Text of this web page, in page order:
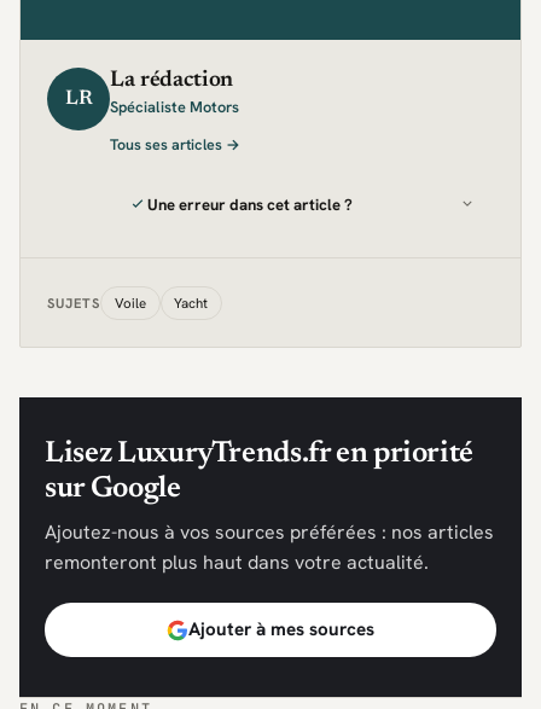
LR
La rédaction
Spécialiste Motors
Tous ses articles →
Une erreur dans cet article ?
SUJETS Voile Yacht
Lisez LuxuryTrends.fr en priorité
sur Google
Ajoutez-nous à vos sources préférées : nos articles
remonteront plus haut dans votre actualité.
Ajouter à mes sources